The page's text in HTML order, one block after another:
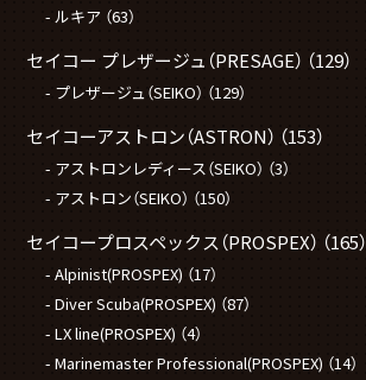
ルキア （63）
セイコー プレザージュ（PRESAGE） （129）
プレザージュ（SEIKO） （129）
セイコーアストロン（ASTRON） （153）
アストロンレディース（SEIKO） （3）
アストロン（SEIKO） （150）
セイコープロスペックス（PROSPEX） （165）
Alpinist(PROSPEX) （17）
Diver Scuba(PROSPEX) （87）
LX line(PROSPEX) （4）
Marinemaster Professional(PROSPEX) （14）